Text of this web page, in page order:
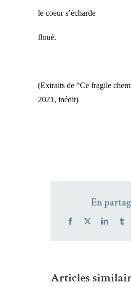
le coeur s’écharde
floué.
(Extraits de “Ce frag­ile
2021, inédit)
En
Facebook LinkedIn
Articles